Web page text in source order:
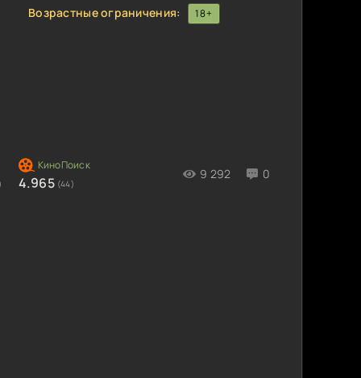
4.965 (44)
9 292 0
Возрастные ограничения: 18+